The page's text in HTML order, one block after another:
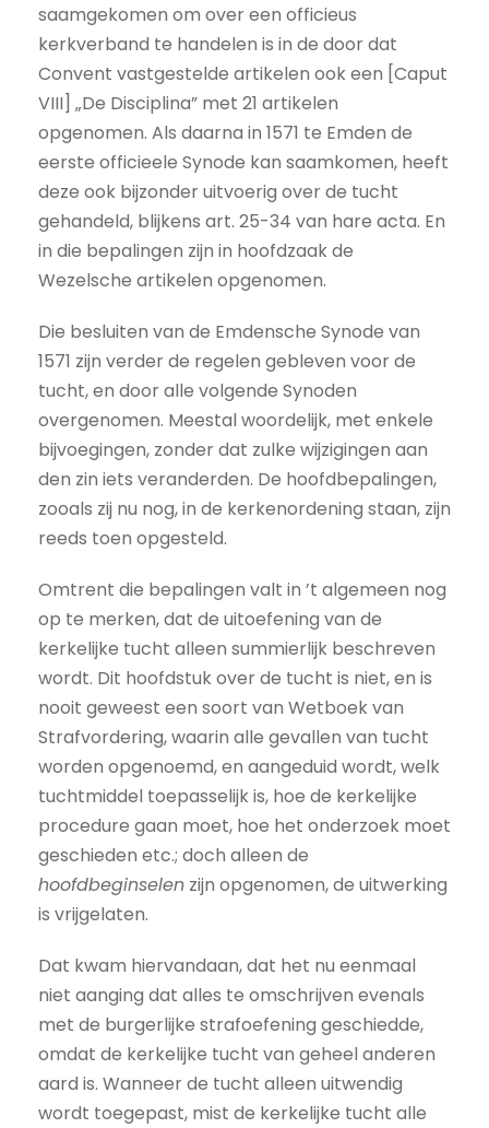
saamgekomen om over een officieus
kerkverband te handelen is in de door dat
Convent vastgestelde artikelen ook een [Caput
VIII] „De Disciplina” met 21 artikelen
opgenomen. Als daarna in 1571 te Emden de
eerste officieele Synode kan saamkomen, heeft
deze ook bijzonder uitvoerig over de tucht
gehandeld, blijkens art. 25-34 van hare acta. En
in die bepalingen zijn in hoofdzaak de
Wezelsche artikelen opgenomen.
Die besluiten van de Emdensche Synode van
1571 zijn verder de regelen gebleven voor de
tucht, en door alle volgende Synoden
overgenomen. Meestal woordelijk, met enkele
bijvoegingen, zonder dat zulke wijzigingen aan
den zin iets veranderden. De hoofdbepalingen,
zooals zij nu nog, in de kerkenordening staan, zijn
reeds toen opgesteld.
Omtrent die bepalingen valt in ’t algemeen nog
op te merken, dat de uitoefening van de
kerkelijke tucht alleen summierlijk beschreven
wordt. Dit hoofdstuk over de tucht is niet, en is
nooit geweest een soort van Wetboek van
Strafvordering, waarin alle gevallen van tucht
worden opgenoemd, en aangeduid wordt, welk
tuchtmiddel toepasselijk is, hoe de kerkelijke
procedure gaan moet, hoe het onderzoek moet
geschieden etc.; doch alleen de
hoofdbeginselen zijn opgenomen, de uitwerking
is vrijgelaten.
Dat kwam hiervandaan, dat het nu eenmaal
niet aanging dat alles te omschrijven evenals
met de burgerlijke strafoefening geschiedde,
omdat de kerkelijke tucht van geheel anderen
aard is. Wanneer de tucht alleen uitwendig
wordt toegepast, mist de kerkelijke tucht alle